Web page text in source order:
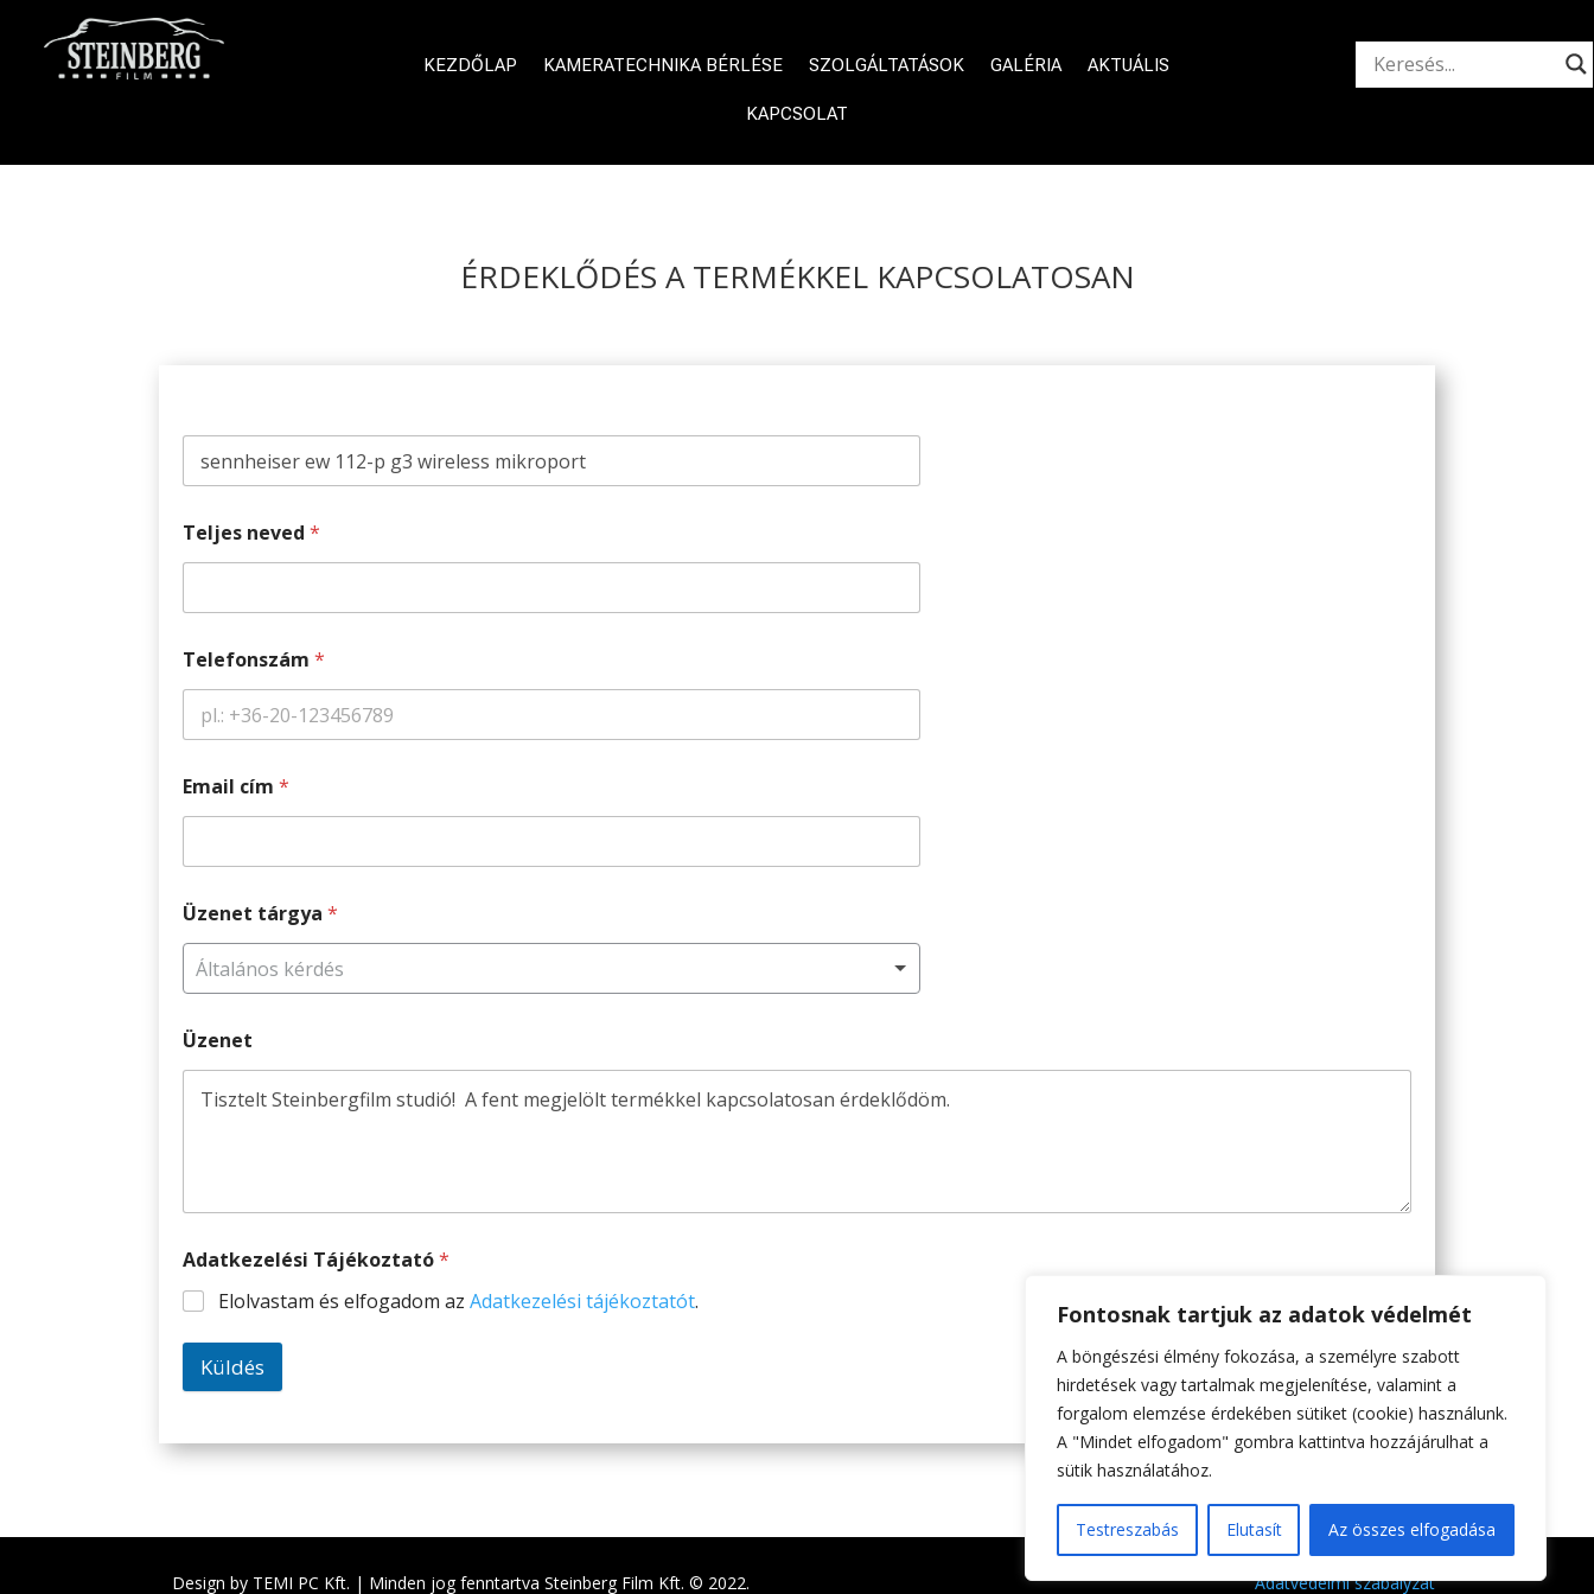
Fontosnak tartjuk az adatok védelmét
A böngészési élmény fokozása, a személyre szabott
hirdetések vagy tartalmak megjelenítése, valamint a
forgalom elemzése érdekében sütiket (cookie) használunk.
A "Mindet elfogadom" gombra kattintva hozzájárulhat a
sütik használatához.
Testreszabás Elutasít Az összes elfogadása
KEZDŐLAP KAMERATECHNIKA BÉRLÉSE SZOLGÁLTATÁSOK GALÉRIA AKTUÁLIS
KAPCSOLAT
ÉRDEKLŐDÉS A TERMÉKKEL KAPCSOLATOSAN
Teljes neved*
Telefonszám*
Email cím*
Üzenet tárgya*
Általános kérdés
Üzenet
Adatkezelési Tájékoztató*
Elolvastam és elfogadom azAdatkezelési tájékoztatót.
Küldés
Design by TEMI PC Kft. | Minden jog fenntartva Steinberg Film Kft. © 2022. Adatvédelmi szabályzat